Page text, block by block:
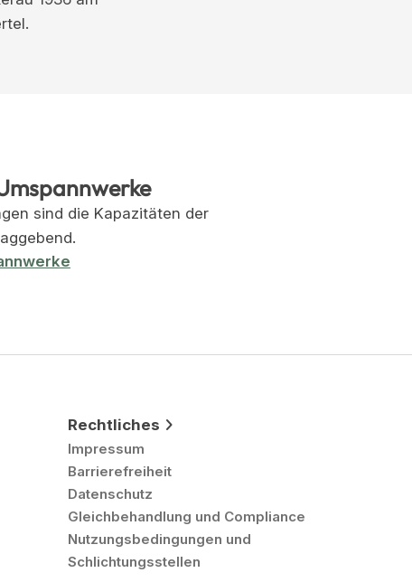
sind die Kapazitäten der
Rechtliches
Impressum
Barrierefreiheit
Datenschutz
Gleichbehandlung und Compliance
Nutzungsbedingungen und
Schlichtungsstellen